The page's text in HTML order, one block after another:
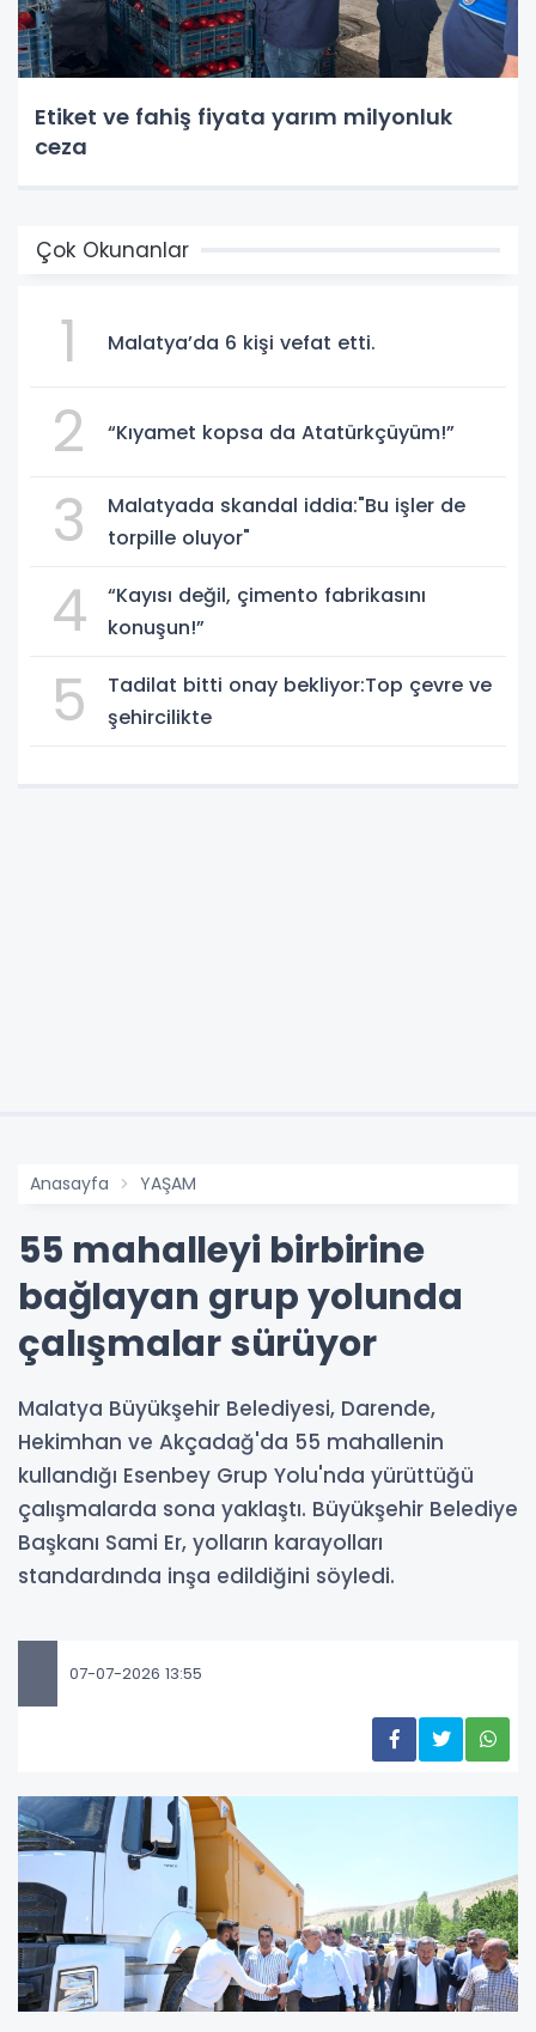
Etiket ve fahiş fiyata yarım milyonluk
ceza
Çok Okunanlar
1 Malatya’da 6 kişi vefat etti.
2 “Kıyamet kopsa da Atatürkçüyüm!”
3
Malatyada skandal iddia:"Bu işler de
torpille oluyor"
4
“Kayısı değil, çimento fabrikasını
konuşun!”
5
Tadilat bitti onay bekliyor:Top çevre ve
şehircilikte
Anasayfa YAŞAM
55 mahalleyi birbirine
bağlayan grup yolunda
çalışmalar sürüyor
Malatya Büyükşehir Belediyesi, Darende,
Hekimhan ve Akçadağ'da 55 mahallenin
kullandığı Esenbey Grup Yolu'nda yürüttüğü
çalışmalarda sona yaklaştı. Büyükşehir Belediye
Başkanı Sami Er, yolların karayolları
standardında inşa edildiğini söyledi.
07-07-2026 13:55